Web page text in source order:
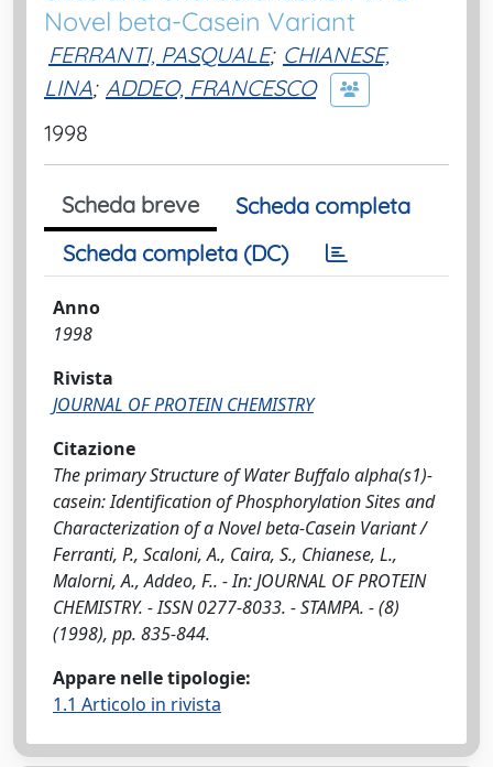
Novel beta-Casein Variant
FERRANTI, PASQUALE; CHIANESE,
LINA; ADDEO, FRANCESCO
1998
Scheda breve
Scheda completa
Scheda completa (DC)
Anno
1998
Rivista
JOURNAL OF PROTEIN CHEMISTRY
Citazione
The primary Structure of Water Buffalo alpha(s1)-
casein: Identification of Phosphorylation Sites and
Characterization of a Novel beta-Casein Variant /
Ferranti, P., Scaloni, A., Caira, S., Chianese, L.,
Malorni, A., Addeo, F.. - In: JOURNAL OF PROTEIN
CHEMISTRY. - ISSN 0277-8033. - STAMPA. - (8)
(1998), pp. 835-844.
Appare nelle tipologie:
1.1 Articolo in rivista